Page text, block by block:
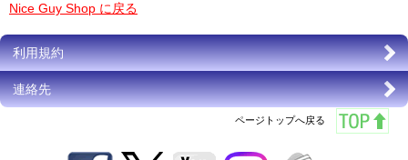
Nice Guy Shop に戻る
利用規約
連絡先
ページトップへ戻る